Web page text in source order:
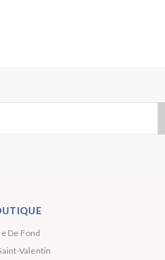
De Fond
Valentin